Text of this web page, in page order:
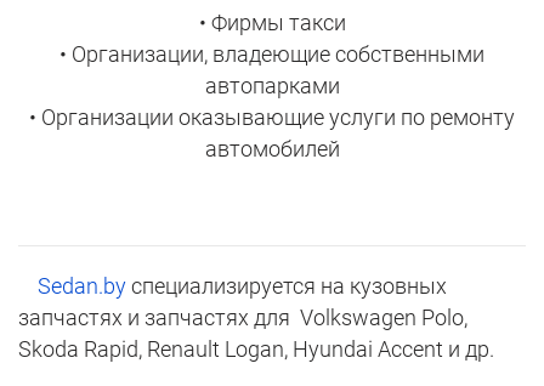
• Фирмы такси
• Организации, владеющие собственными
автопарками
• Организации оказывающие услуги по ремонту
автомобилей
Sedan.byспециализируется на кузовных
запчастях и запчастях для Volkswagen Polo,
Skoda Rapid, Renault Logan, Hyundai Accent и др.